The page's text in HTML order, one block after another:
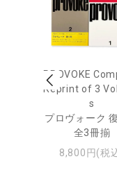
PROVOKE
Reprint of 3
s
プロヴォーク
全3冊揃
8,800円(税